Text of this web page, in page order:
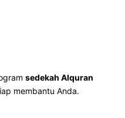
sedekah Alquran
membantu Anda.